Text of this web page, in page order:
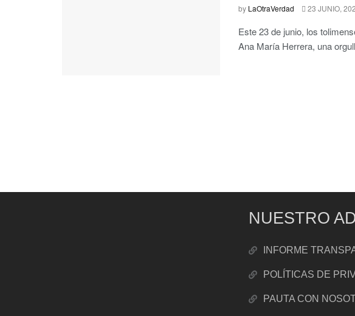
by LaOtraVerdad 23 JUNIO,
Este 23 de junio, los
Ana María Herrera, una
NUESTRO
INFORME
POLÍTICAS DE
PAUTA CON